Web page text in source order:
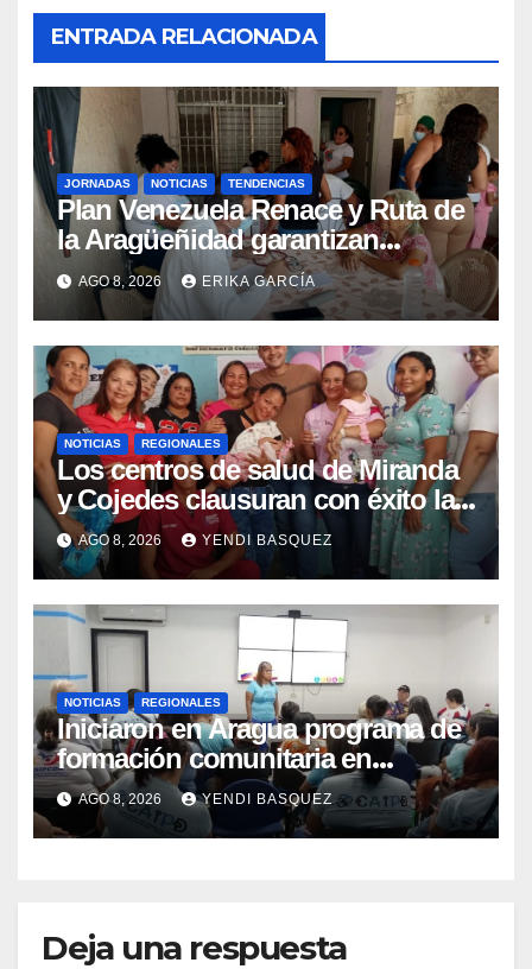
ENTRADA RELACIONADA
JORNADAS NOTICIAS TENDENCIAS
Plan Venezuela Renace y Ruta de
la Aragüeñidad garantizan
atención médica integral en
Aragua
AGO 8, 2026 ERIKA GARCÍA
NOTICIAS REGIONALES
Los centros de salud de Miranda
y Cojedes clausuran con éxito la
Semana Mundial de la Lactancia
Materna
AGO 8, 2026 YENDI BASQUEZ
NOTICIAS REGIONALES
Iniciaron en Aragua programa de
formación comunitaria en
atención a personas con
discapacidad
AGO 8, 2026 YENDI BASQUEZ
Deja una respuesta